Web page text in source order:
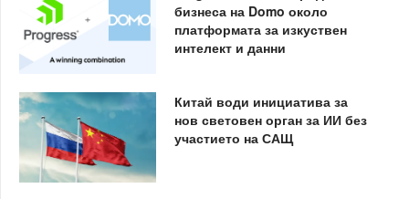
бизнеса на Domo около
платформата за изкуствен
интелект и данни
Китай води инициатива за
нов световен орган за ИИ без
участието на САЩ